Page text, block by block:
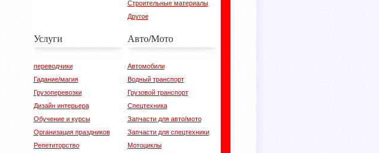
Строительные материалы
Другое
Услуги
переводчики
Гадание/магия
Грузоперевозки
Дизайн интерьера
Обучение и курсы
Организация праздников
Репетиторство
Авто/Мото
Автомобили
Водный транспорт
Грузовой транспорт
Спецтехника
Запчасти для авто/мото
Запчасти для спецтехники
Мотоциклы